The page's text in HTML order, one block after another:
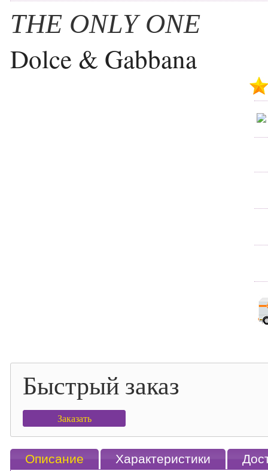
THE ONLY ONE
Dolce & Gabbana
Быстрый заказ
Заказать
Описание Характеристики